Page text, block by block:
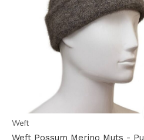
buitenmens!
Specificaties:
Materiaal: Buidelrat- en
buitenlaag
Kleur: Black/Charcoal
Weft
Weft Possum Merino Muts -